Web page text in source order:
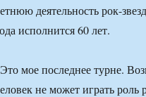
деятельность рок-
исполнится 60 лет.
мое последнее турне.
не может играть